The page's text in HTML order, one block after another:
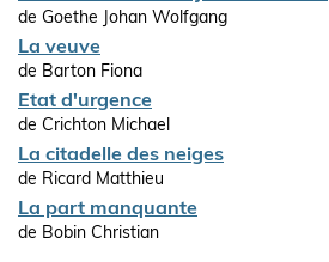
de Goethe Johan Wolfgang
La veuve
de Barton Fiona
Etat d'urgence
de Crichton Michael
La citadelle des neiges
de Ricard Matthieu
La part manquante
de Bobin Christian